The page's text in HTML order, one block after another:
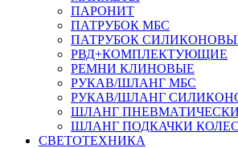
ПАРОНИТ
ПАТРУБОК МБС
ПАТРУБОК
РВД+КОМПЛЕКТУЮЩИЕ
РЕМНИ КЛИНОВЫЕ
РУКАВ/ШЛАНГ МБС
РУКАВ/ШЛАНГ
ШЛАНГ
ШЛАНГ ПОДКАЧКИ
СВЕТОТЕХНИКА